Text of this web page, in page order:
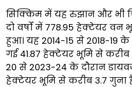
सिक्किम में यह रुझान और भी
दो वर्षों में 778.95 हेक्टेयर वन
हुआ। यह 2014-15 से 2018-19 के
गई 41.87 हेक्टेयर भूमि से करीब
20 से 2023-24 के दौरान
हेक्टेयर भूमि से करीब 3.7 गुना